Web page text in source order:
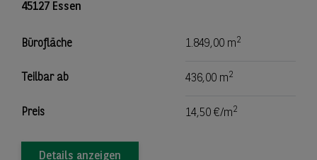
45127 Essen
Bürofläche 1.849,00 m2
Teilbar ab 436,00 m2
Preis 14,50 €/m2
Details anzeigen